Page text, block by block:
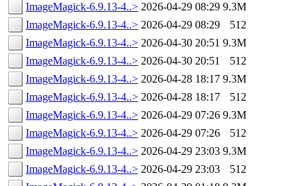
ImageMagick-6.9.13-4..> 2026-04-29 08:29 9.3M
ImageMagick-6.9.13-4..> 2026-04-29 08:29
512
ImageMagick-6.9.13-4..> 2026-04-30 20:51 9.3M
ImageMagick-6.9.13-4..> 2026-04-30 20:51
512
ImageMagick-6.9.13-4..> 2026-04-28 18:17 9.3M
ImageMagick-6.9.13-4..> 2026-04-28 18:17
512
ImageMagick-6.9.13-4..> 2026-04-29 07:26 9.3M
ImageMagick-6.9.13-4..> 2026-04-29 07:26
512
ImageMagick-6.9.13-4..> 2026-04-29 23:03 9.3M
ImageMagick-6.9.13-4..> 2026-04-29 23:03
512